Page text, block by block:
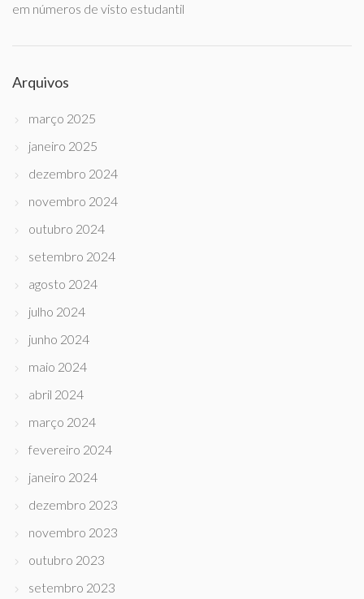
em números de visto estudantil
Arquivos
março 2025
janeiro 2025
dezembro 2024
novembro 2024
outubro 2024
setembro 2024
agosto 2024
julho 2024
junho 2024
maio 2024
abril 2024
março 2024
fevereiro 2024
janeiro 2024
dezembro 2023
novembro 2023
outubro 2023
setembro 2023